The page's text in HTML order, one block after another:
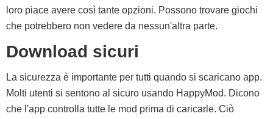
loro piace avere così tante opzioni. Possono trovare giochi
che potrebbero non vedere da nessun'altra parte.
Download sicuri
La sicurezza è importante per tutti quando si scaricano app.
Molti utenti si sentono al sicuro usando HappyMod. Dicono
che l'app controlla tutte le mod prima di caricarle. Ciò